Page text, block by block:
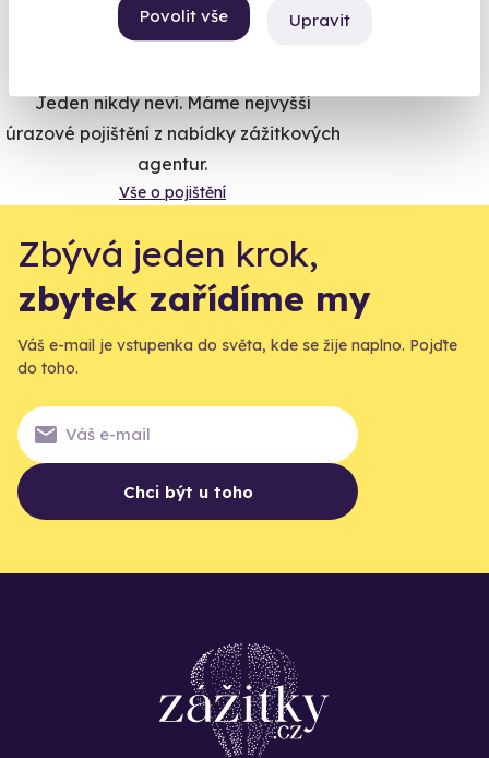
Povolit vše Upravit
Vše umíme pojistit
Jeden nikdy neví. Máme nejvyšší
úrazové pojištění z nabídky zážitkových
agentur.
Vše o pojištění
Zbývá jeden krok,
zbytek zařídíme my
Váš e-mail je vstupenka do světa, kde se žije naplno. Pojďte
do toho.
Chci být u toho